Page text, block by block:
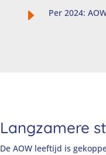
E Per 2024:
Langzamere
De AOW leeftijd is